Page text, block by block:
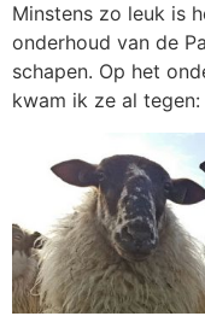
Minstens zo leuk is
onderhoud van de
schapen. Op het
kwam ik ze al tegen: